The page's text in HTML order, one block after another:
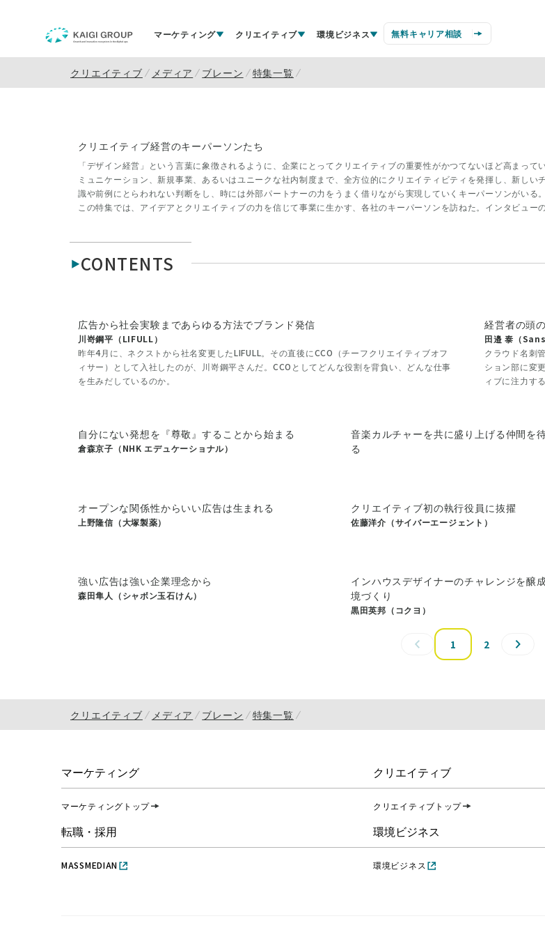
マーケティング クリエイティブ 環境ビジネス 無料キャリア相談
クリエイティブ メディア ブレーン 特集一覧
クリエイティブ経営のキーパーソンたち
「デザイン経営」という言葉に象徴されるように、企業にとってクリエイティブの重要性がかつてないほど高まっ
ミュニケーション、新規事業、あるいはユニークな社内制度まで、全方位的にクリエイティビティを発揮し、新し
識や前例にとらわれない判断をし、時には外部パートナーの力をうまく借りながら実現していくキーパーソンがいる。
この特集では、アイデアとクリエイティブの力を信じて事業に生かす、各社のキーパーソンを訪ねた。インタビュ
CONTENTS
広告から社会実験まであらゆる方法でブランド発信
川嵜鋼平（LIFULL）
昨年4月に、ネクストから社名変更したLIFULL。その直後にCCO（チーフクリエイティブオフ
ィサー）として入社したのが、川嵜鋼平さんだ。CCOとしてどんな役割を背負い、どんな仕事
を生みだしているのか。
経営者の頭
田邉 泰（
クラウド名刺
ション部に変
ィブに注力す
自分にない発想を『尊敬』することから始まる
倉森京子（NHK エデュケーショナル）
音楽カルチャーを共に盛り上げる仲間を
る
オープンな関係性からいい広告は生まれる
上野隆信（大塚製薬）
クリエイティブ初の執行役員に抜擢
佐藤洋介（サイバーエージェント）
強い広告は強い企業理念から
森田隼人（シャボン玉石けん）
インハウスデザイナーのチャレンジを醸
境づくり
黒田英邦（コクヨ）
1 2
クリエイティブ メディア ブレーン 特集一覧
マーケティング
マーケティングトップ
クリエイティブ
クリエイティブトップ
転職・採用
MASSMEDIAN
環境ビジネス
環境ビジネス